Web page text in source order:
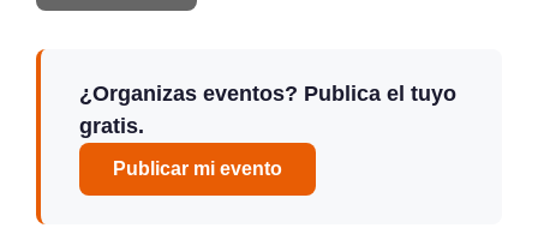
¿Organizas eventos? Publica el tuyo
gratis.
Publicar mi evento